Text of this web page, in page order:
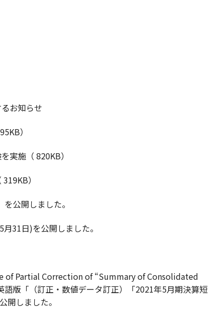
お知らせ
）
実施（ 820KB）
）
公開しました。
31日)を公開しました。
Partial Correction of “Summary of Consolidated
版「（訂正・数値データ訂正）「2021年5月期決算短
開しました。